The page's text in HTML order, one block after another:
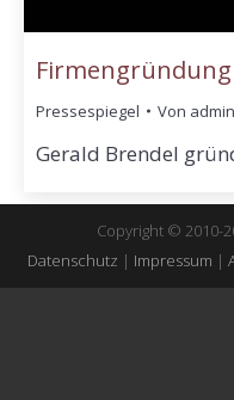
Firmengründung
Pressespiegel Von admin
Gerald Brendel
Copyright © 2010-
Datenschutz | Impressum |